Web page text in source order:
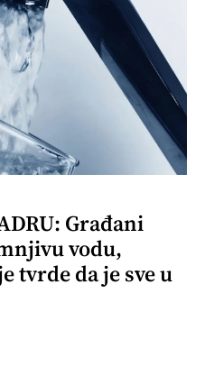
Građani
vodu,
tvrde da je sve u